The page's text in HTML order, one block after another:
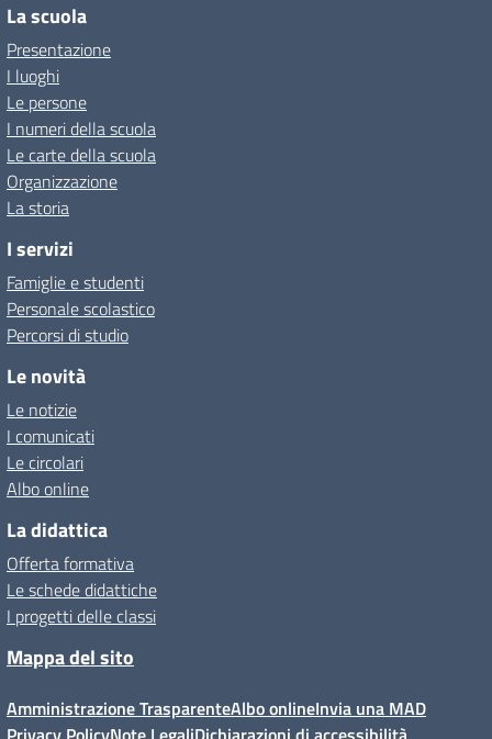
La scuola
Presentazione
I luoghi
Le persone
I numeri della scuola
Le carte della scuola
Organizzazione
La storia
I servizi
Famiglie e studenti
Personale scolastico
Percorsi di studio
Le novità
Le notizie
I comunicati
Le circolari
Albo online
La didattica
Offerta formativa
Le schede didattiche
I progetti delle classi
Mappa del sito
Amministrazione TrasparenteAlbo onlineInvia una MAD